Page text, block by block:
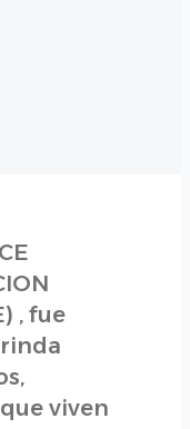
, fue
viven